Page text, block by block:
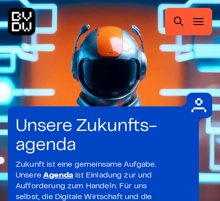
Zum
Hauptmenü
springen
Zur
Suche
springen
Zum
Inhalt
springen
Zum
Footer
springen
Suchen
nach:
Unsere Zukunfts-
agenda
Zukunft ist eine gemeinsame Aufgabe.
UnsereAgenda ist Einladung zur und
Aufforderung zum Handeln. Für uns
selbst, die Digitale Wirtschaft und die